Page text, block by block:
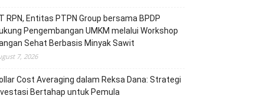
RPN, Entitas PTPN Group bersama BPDP
Pengembangan UMKM melalui Workshop
Sehat Berbasis Minyak Sawit
7, 2026
Cost Averaging dalam Reksa Dana: Strategi
Bertahap untuk Pemula